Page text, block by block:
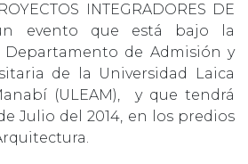
INTEGRADORES DE
evento que está bajo la
de Admisión y
de la Universidad Laica
(ULEAM), y que tendrá
Julio del 2014, en los predios